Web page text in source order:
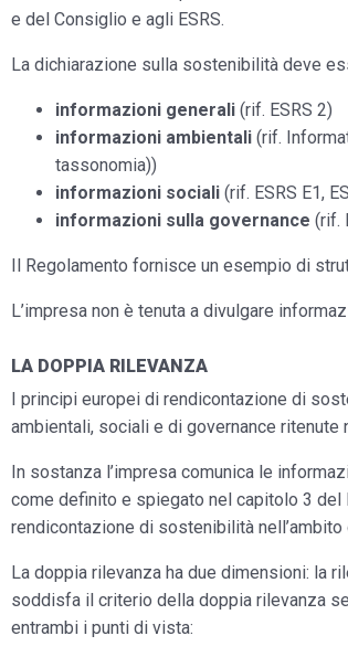
e del Consiglio e agli ESRS.
La dichiarazione sulla sostenibilità deve
informazioni generali (rif. ESRS 2)
informazioni ambientali (rif.
tassonomia))
informazioni sociali (rif. ESRS E1,
informazioni sulla governance (rif.
Il Regolamento fornisce un esempio di
L’impresa non è tenuta a divulgare
LA DOPPIA RILEVANZA
I principi europei di rendicontazione di
ambientali, sociali e di governance ritenute
In sostanza l’impresa comunica le
come definito e spiegato nel capitolo 3 del
rendicontazione di sostenibilità nell’ambito
La doppia rilevanza ha due dimensioni: la
soddisfa il criterio della doppia rilevanza
entrambi i punti di vista: